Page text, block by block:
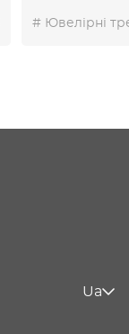
# Ювелірні
Ua